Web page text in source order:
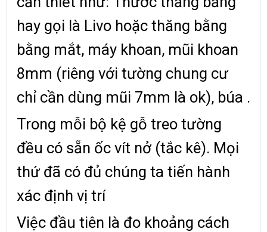
hay gọi là Livo hoặc thăng bằng
bằng mắt, máy khoan, mũi khoan
8mm (riêng với tường chung cư
chỉ cần dùng mũi 7mm là ok), búa .
Trong mỗi bộ kệ gỗ treo tường
đều có sẵn ốc vít nở (tắc kê). Mọi
thứ đã có đủ chúng ta tiến hành
xác định vị trí
Việc đầu tiên là đo khoảng cách